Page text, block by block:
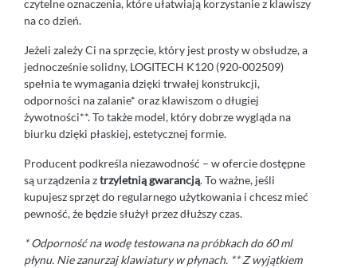
czytelne oznaczenia, które ułatwiają korzystanie z klawiszy
na co dzień.
Jeżeli zależy Ci na sprzęcie, który jest prosty w obsłudze, a
jednocześnie solidny, LOGITECH K120 (920-002509)
spełnia te wymagania dzięki trwałej konstrukcji,
odporności na zalanie* oraz klawiszom o długiej
żywotności**. To także model, który dobrze wygląda na
biurku dzięki płaskiej, estetycznej formie.
Producent podkreśla niezawodność – w ofercie dostępne
są urządzenia ztrzyletnią gwarancją. To ważne, jeśli
kupujesz sprzęt do regularnego użytkowania i chcesz mieć
pewność, że będzie służył przez dłuższy czas.
* Odporność na wodę testowana na próbkach do 60 ml
płynu. Nie zanurzaj klawiatury w płynach. ** Z wyjątkiem